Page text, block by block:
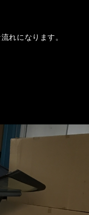
れになります。